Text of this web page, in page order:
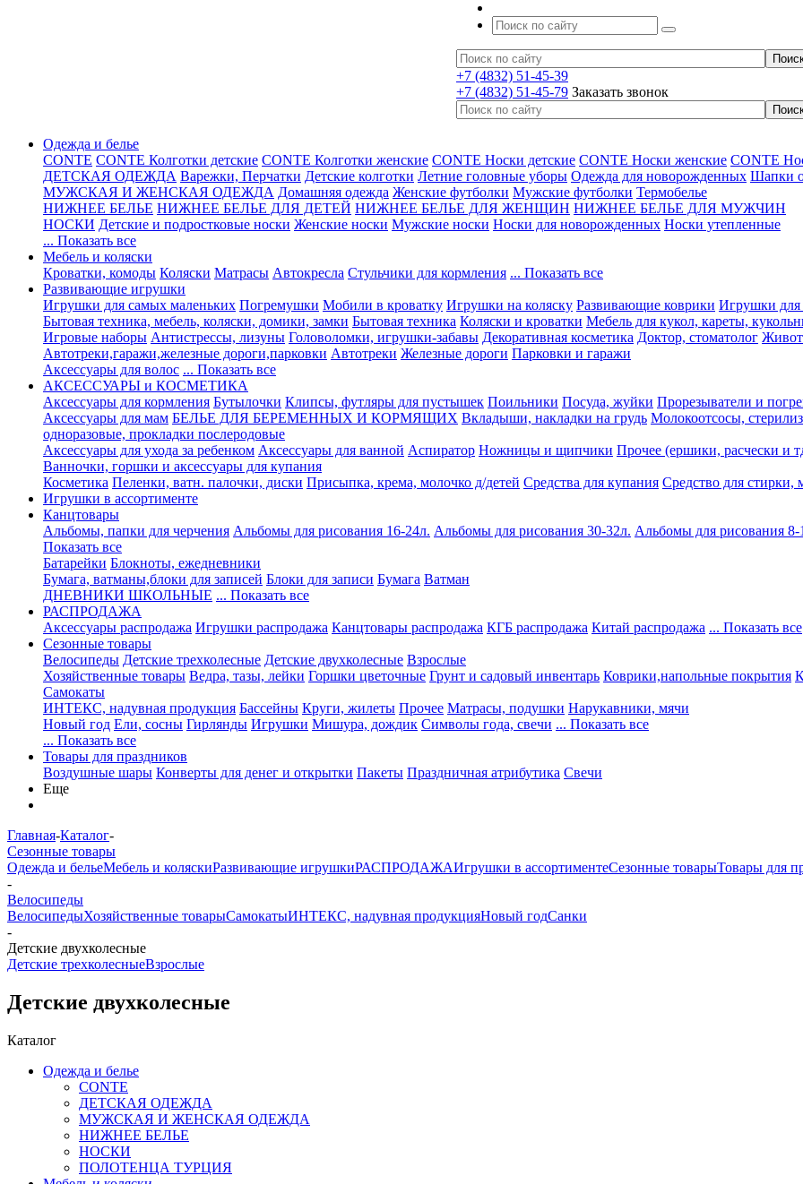
+7 (4832) 51-45-39
+7 (4832) 51-45-79 Заказать звонок
Одежда и белье
CONTE CONTE Колготки детские CONTE Колготки женские CONTE Носки детские CONTE Носки женские CONTE
ДЕТСКАЯ ОДЕЖДА Варежки, Перчатки Детские колготки Летние головные уборы Одежда для новорожденных Шапки
МУЖСКАЯ И ЖЕНСКАЯ ОДЕЖДА Домашняя одежда Женские футболки Мужские футболки Термобелье
НИЖНЕЕ БЕЛЬЕ НИЖНЕЕ БЕЛЬЕ ДЛЯ ДЕТЕЙ НИЖНЕЕ БЕЛЬЕ ДЛЯ ЖЕНЩИН НИЖНЕЕ БЕЛЬЕ ДЛЯ МУЖЧИН
НОСКИ Детские и подростковые носки Женские носки Мужские носки Носки для новорожденных Носки утепленные
... Показать все
Мебель и коляски
Кроватки, комоды Коляски Матрасы Автокресла Стульчики для кормления ... Показать все
Развивающие игрушки
Игрушки для самых маленьких Погремушки Мобили в кроватку Игрушки на коляску Развивающие коврики Игрушки
Бытовая техника, мебель, коляски, домики, замки Бытовая техника Коляски и кроватки Мебель для кукол, кареты,
Игровые наборы Антистрессы, лизуны Головоломки, игрушки-забавы Декоративная косметика Доктор, стоматолог
Автотреки,гаражи,железные дороги,парковки Автотреки Железные дороги Парковки и гаражи
Аксессуары для волос ... Показать все
АКСЕССУАРЫ и КОСМЕТИКА
Аксессуары для кормления Бутылочки Клипсы, футляры для пустышек Поильники Посуда, жуйки Прорезыватели и
Аксессуары для мам БЕЛЬЕ ДЛЯ БЕРЕМЕННЫХ И КОРМЯЩИХ Вкладыши, накладки на грудь Молокоотсосы,
одноразовые, прокладки послеродовые
Аксессуары для ухода за ребенком Аксессуары для ванной Аспиратор Ножницы и щипчики Прочее (ершики, расчески и
Ванночки, горшки и аксессуары для купания
Косметика Пеленки, ватн. палочки, диски Присыпка, крема, молочко д/детей Средства для купания Средство для стирки,
Игрушки в ассортименте
Канцтовары
Альбомы, папки для черчения Альбомы для рисования 16-24л. Альбомы для рисования 30-32л. Альбомы для рисования 8-
Показать все
Батарейки Блокноты, ежедневники
Бумага, ватманы,блоки для записей Блоки для записи Бумага Ватман
ДНЕВНИКИ ШКОЛЬНЫЕ ... Показать все
РАСПРОДАЖА
Аксессуары распродажа Игрушки распродажа Канцтовары распродажа КГБ распродажа Китай распродажа ... Показать все
Сезонные товары
Велосипеды Детские трехколесные Детские двухколесные Взрослые
Хозяйственные товары Ведра, тазы, лейки Горшки цветочные Грунт и садовый инвентарь Коврики,напольные покрытия
Самокаты
ИНТЕКС, надувная продукция Бассейны Круги, жилеты Прочее Матрасы, подушки Нарукавники, мячи
Новый год Ели, сосны Гирлянды Игрушки Мишура, дождик Символы года, свечи ... Показать все
... Показать все
Товары для праздников
Воздушные шары Конверты для денег и открытки Пакеты Праздничная атрибутика Свечи
Еще
Главная-Каталог-
Сезонные товары
Одежда и бельеМебель и коляскиРазвивающие игрушкиРАСПРОДАЖАИгрушки в ассортиментеСезонные товарыТовары для
-
Велосипеды
ВелосипедыХозяйственные товарыСамокатыИНТЕКС, надувная продукцияНовый годСанки
-
Детские двухколесные
Детские трехколесныеВзрослые
Детские двухколесные
Каталог
Одежда и белье
CONTE
ДЕТСКАЯ ОДЕЖДА
МУЖСКАЯ И ЖЕНСКАЯ ОДЕЖДА
НИЖНЕЕ БЕЛЬЕ
НОСКИ
ПОЛОТЕНЦА ТУРЦИЯ